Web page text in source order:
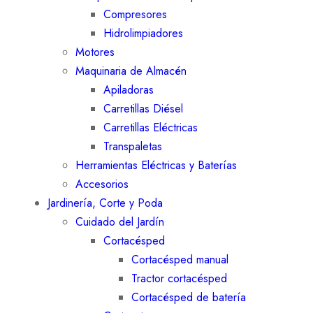
Compresores
Hidrolimpiadores
Motores
Maquinaria de Almacén
Apiladoras
Carretillas Diésel
Carretillas Eléctricas
Transpaletas
Herramientas Eléctricas y Baterías
Accesorios
Jardinería, Corte y Poda
Cuidado del Jardín
Cortacésped
Cortacésped manual
Tractor cortacésped
Cortacésped de batería